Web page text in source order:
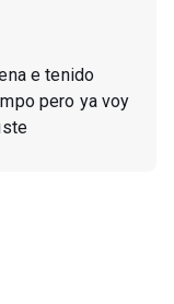
e tenido
pero ya voy